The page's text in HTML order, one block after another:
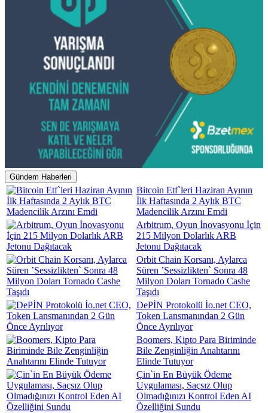
Gündem Haberleri
Bitcoin Etf`leri Haziran Ayının
İlk Haftasında 2 Aylık BTC
Madencilik Arzını Emdi
Arbitrum, Oyun İnovasyonu İçin
215 Milyon Dolarlık ARB
Jetonu Dağıtacak
Orbit Chain Korsanı, Aylarca
Süren ’Sessizlikten` Sonra 48
Milyon Doları Tornado Cashe
Taşıdı
DePİN Protokolü İo.net CEO,
Token Lansmanından 2 Gün
Önce Ayrılıyor
Boomers, Kipto Para Biriminde
Bile Zenginliğin Anahtarını
Elinde Tutuyor
Çin`in En Büyük Ödeme
Uygulaması, Saçsız Olup
Olmadığınızı Kontrol Eden AI
Özelliğini Sundu